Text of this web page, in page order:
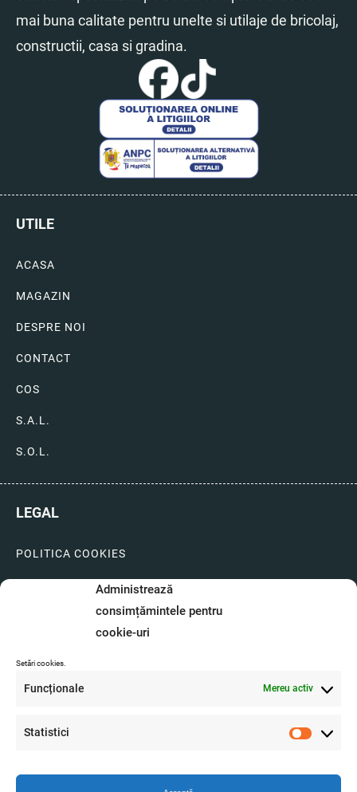
Administrează
consimțămintele pentru
cookie-uri
Setări cookies.
Funcționale Mereu activ
Statistici Statistici
mai buna calitate pentru unelte si utilaje de bricolaj,
constructii, casa si gradina.
UTILE
ACASA
MAGAZIN
DESPRE NOI
CONTACT
COS
S.A.L.
S.O.L.
LEGAL
POLITICA COOKIES
LIVRARI SI PLATI
GARANTIE SI SERVICE
A.N.P.C.